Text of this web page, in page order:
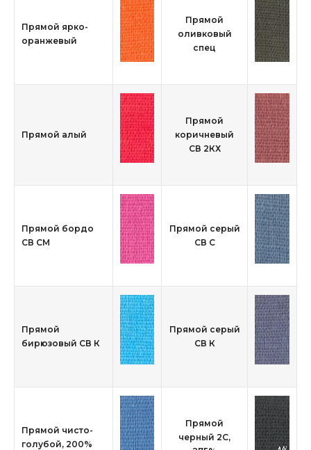
Прямой ярко-
оранжевый
Прямой
оливковый
спец
Прямой алый
Прямой
коричневый
СВ 2КХ
Прямой бордо
СВ СМ
Прямой серый
СВ С
Прямой
бирюзовый СВ К
Прямой серый
СВ К
Прямой чисто-
голубой, 200%
Прямой
черный 2С,